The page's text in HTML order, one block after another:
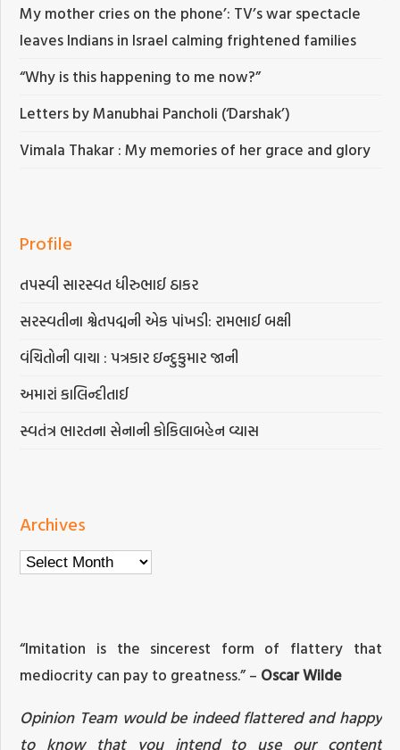
My mother cries on the phone’: TV’s war spectacle
leaves Indians in Israel calming frightened families
“Why is this happening to me now?”
Letters by Manubhai Pancholi (‘Darshak’)
Vimala Thakar : My memories of her grace and glory
Profile
તપસ્વી સારસ્વત ધીરુભાઈ ઠાકર
સરસ્વતીના શ્વેતપદ્મની એક પાંખડી: રામભાઈ બક્ષી
વંચિતોની વાચા : પત્રકાર ઇન્દુકુમાર જાની
અમારાં કાલિન્દીતાઈ
સ્વતંત્ર ભારતના સેનાની કોકિલાબહેન વ્યાસ
Archives
Archives
“Imitation is the sincerest form of flattery that
mediocrity can pay to greatness.” – Oscar Wilde
Opinion Team would be indeed flattered and happy
to know that you intend to use our content